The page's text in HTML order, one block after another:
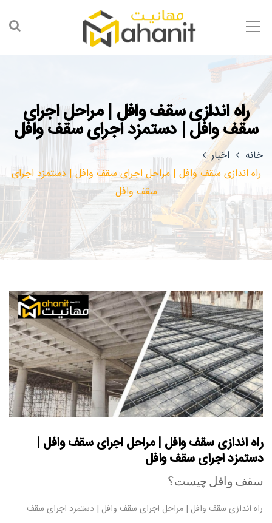
راه اندازی سقف وافل | مراحل اجرای
سقف وافل | دستمزد اجرای سقف وافل
خانه
اخبار
راه اندازی سقف وافل | مراحل اجرای سقف وافل | دستمزد اجرای
سقف وافل
راه اندازی سقف وافل | مراحل اجرای سقف وافل |
دستمزد اجرای سقف وافل
سقف وافل چیست؟
راه اندازی سقف وافل | مراحل اجرای سقف وافل | دستمزد اجرای سقف